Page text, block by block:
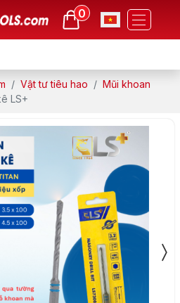
0
Vật tư tiêu hao
Mũi khoan
LS+